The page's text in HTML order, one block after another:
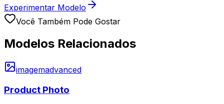
Experimentar Modelo
Você Também Pode Gostar
Modelos Relacionados
imagemadvanced
Product Photo